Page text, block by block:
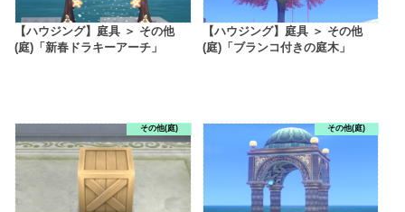
【ハウジング】庭具 ＞ その他
(庭)「新春ドラキーアーチ」
【ハウジング】庭具 ＞ その他
(庭)「ブランコ付きの庭木」
その他(庭) その他(庭)